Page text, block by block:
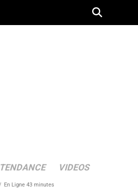
TENDANCE VIDEOS
En Ligne 43 minutes